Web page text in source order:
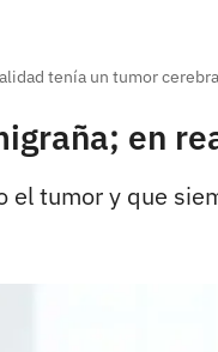
tenía un tumor
en
tumor y que